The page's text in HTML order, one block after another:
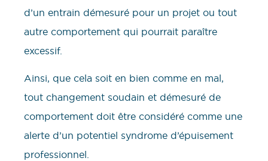
d’un entrain démesuré pour un projet ou tout
autre comportement qui pourrait paraître
excessif.
Ainsi, que cela soit en bien comme en mal,
tout changement soudain et démesuré de
comportement doit être considéré comme une
alerte d’un potentiel syndrome d’épuisement
professionnel.